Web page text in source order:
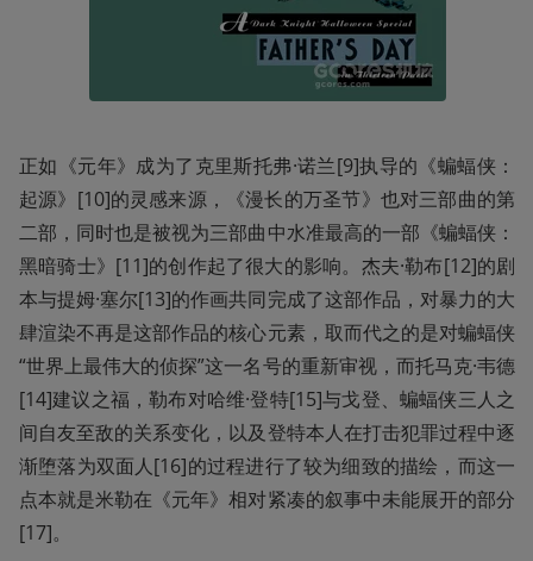
正如《元年》成为了克里斯托弗·诺兰[9]执导的《蝙蝠侠：
起源》[10]的灵感来源，《漫长的万圣节》也对三部曲的第
二部，同时也是被视为三部曲中水准最高的一部《蝙蝠侠：
黑暗骑士》[11]的创作起了很大的影响。杰夫·勒布[12]的剧
本与提姆·塞尔[13]的作画共同完成了这部作品，对暴力的大
肆渲染不再是这部作品的核心元素，取而代之的是对蝙蝠侠
“世界上最伟大的侦探”这一名号的重新审视，而托马克·韦德
[14]建议之福，勒布对哈维·登特[15]与戈登、蝙蝠侠三人之
间自友至敌的关系变化，以及登特本人在打击犯罪过程中逐
渐堕落为双面人[16]的过程进行了较为细致的描绘，而这一
点本就是米勒在《元年》相对紧凑的叙事中未能展开的部分
[17]。